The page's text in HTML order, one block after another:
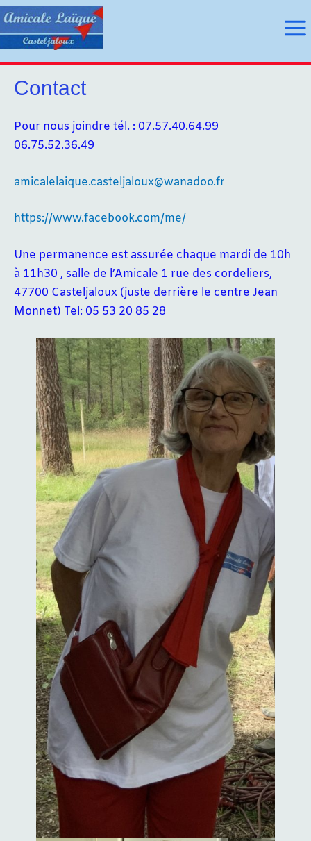
au
contenu
Contact
Pour nous joindre tél. : 07.57.40.64.99
06.75.52.36.49
amicalelaique.casteljaloux@wanadoo.fr
https://www.facebook.com/me/
Une permanence est assurée chaque mardi de 10h
à 11h30 , salle de l’Amicale 1 rue des cordeliers,
47700 Casteljaloux (juste derrière le centre Jean
Monnet) Tel: 05 53 20 85 28